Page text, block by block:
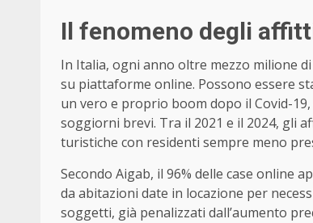
Il fenomeno degli
In Italia, ogni anno oltre mezzo milione
su piattaforme online. Possono essere
un vero e proprio boom dopo il Covid-
soggiorni brevi. Tra il 2021 e il 2024, gli
turistiche con residenti sempre meno
Secondo Aigab, il 96% delle case online
da abitazioni date in locazione per
soggetti, già penalizzati dall’aumento